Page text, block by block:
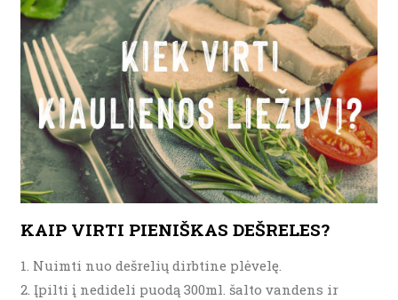
KAIP VIRTI PIENIŠKAS DEŠRELES?
Nuimti nuo dešrelių dirbtine plėvelę.
Įpilti į nedideli puodą 300ml. šalto vandens ir